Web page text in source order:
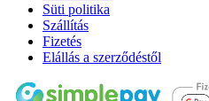
Süti politika
Szállítás
Fizetés
Elállás a szerződéstől